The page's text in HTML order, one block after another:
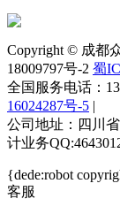
Copyright © 成都
18009797号-2 蜀
全国服务电话：
16024287号-5 |
公司地址：四川
计业务
{dede:robot
客服